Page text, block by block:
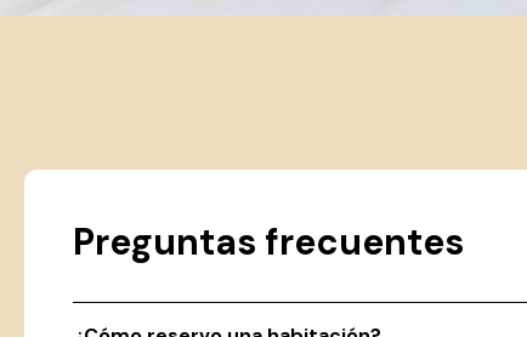
Preguntas frecuentes